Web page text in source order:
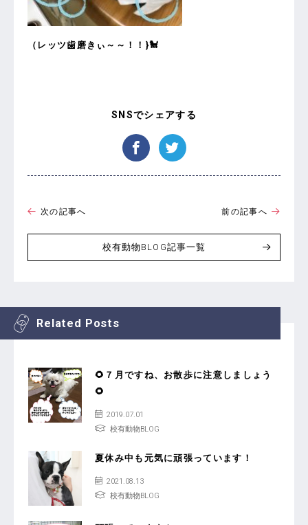
（レッツ歯磨きぃ～～！！}🐩
次の記事へ 前の記事へ
校有動物BLOG記事一覧
Related Posts
🌻７月ですね、お散歩に注意しましょう
🌻
2019.07.01
校有動物BLOG
夏休み中も元気に頑張っています！
2021.08.13
校有動物BLOG